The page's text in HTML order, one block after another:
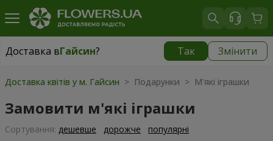
Доставка вГайсин? Так Змінити
Доставка вГайсин
Доставка квітів у м. Гайсин > Подарунки > М'які іграшки
Замовити м'які іграшки
Сортування: дешевше дорожче популярні